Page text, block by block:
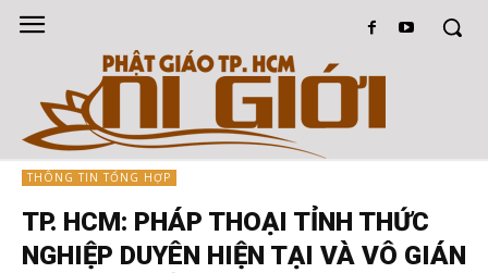
THÔNG TIN TỔNG HỢP
TP. HCM: PHÁP THOẠI TỈNH THỨC
NGHIỆP DUYÊN HIỆN TẠI VÀ VÔ GIÁN